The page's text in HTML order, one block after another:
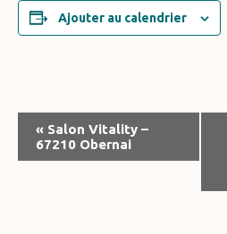
Ajouter au calendrier
Navigation
Évènement
« Salon Vitality –
67210 Obernai